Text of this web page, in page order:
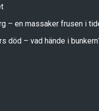
– en massaker frusen i
död – vad hände i